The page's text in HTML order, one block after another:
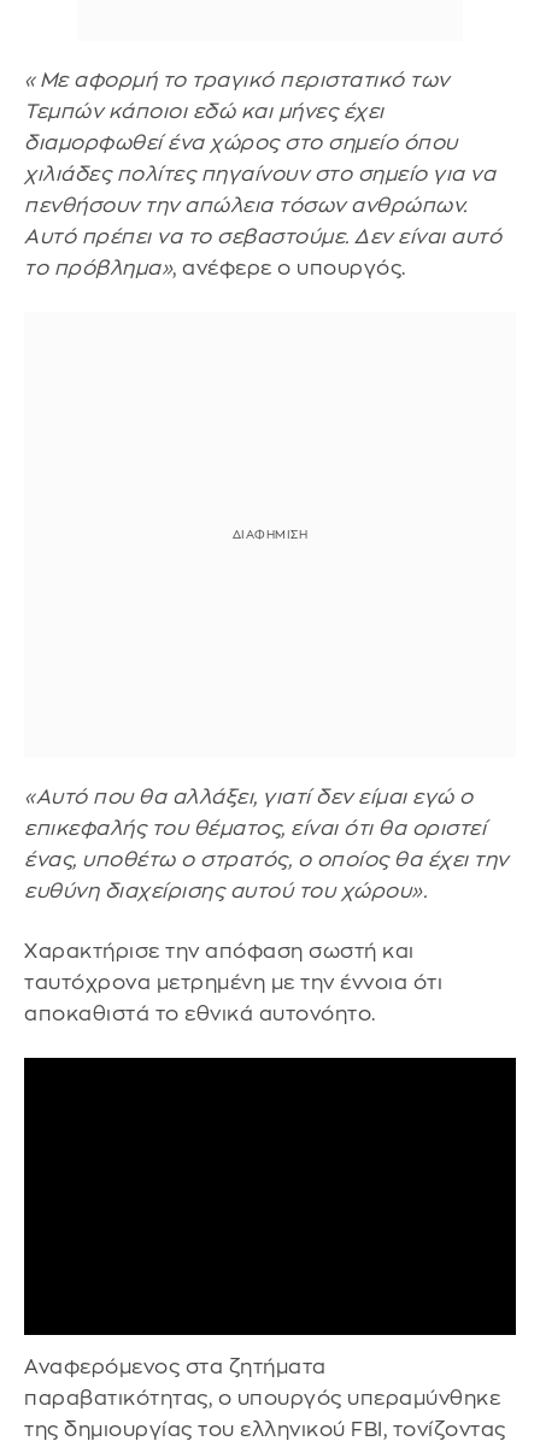
«Με αφορμή το τραγικό περιστατικό των
Τεμπών κάποιοι εδώ και μήνες έχει
διαμορφωθεί ένα χώρος στο σημείο όπου
χιλιάδες πολίτες πηγαίνουν στο σημείο για να
πενθήσουν την απώλεια τόσων ανθρώπων.
Αυτό πρέπει να το σεβαστούμε. Δεν είναι αυτό
το πρόβλημα», ανέφερε ο υπουργός.
«Αυτό που θα αλλάξει, γιατί δεν είμαι εγώ ο
επικεφαλής του θέματος, είναι ότι θα οριστεί
ένας, υποθέτω ο στρατός, ο οποίος θα έχει την
ευθύνη διαχείρισης αυτού του χώρου».
Χαρακτήρισε την απόφαση σωστή και
ταυτόχρονα μετρημένη με την έννοια ότι
αποκαθιστά το εθνικά αυτονόητο.
Αναφερόμενος στα ζητήματα
παραβατικότητας, ο υπουργός υπεραμύνθηκε
της δημιουργίας του ελληνικού FBI, τονίζοντας